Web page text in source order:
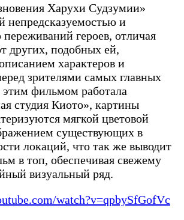
Харухи Судзумии»
непредсказуемостью и
героев, отличая
других, подобных ей,
характеров и
зрителями самых главных
этим фильмом работала
студия Киото», картины
мягкой цветовой
существующих в
локаций, что так же выводит
в топ, обеспечивая свежему
визуальный ряд.
watch?v=qpbySfGofVc